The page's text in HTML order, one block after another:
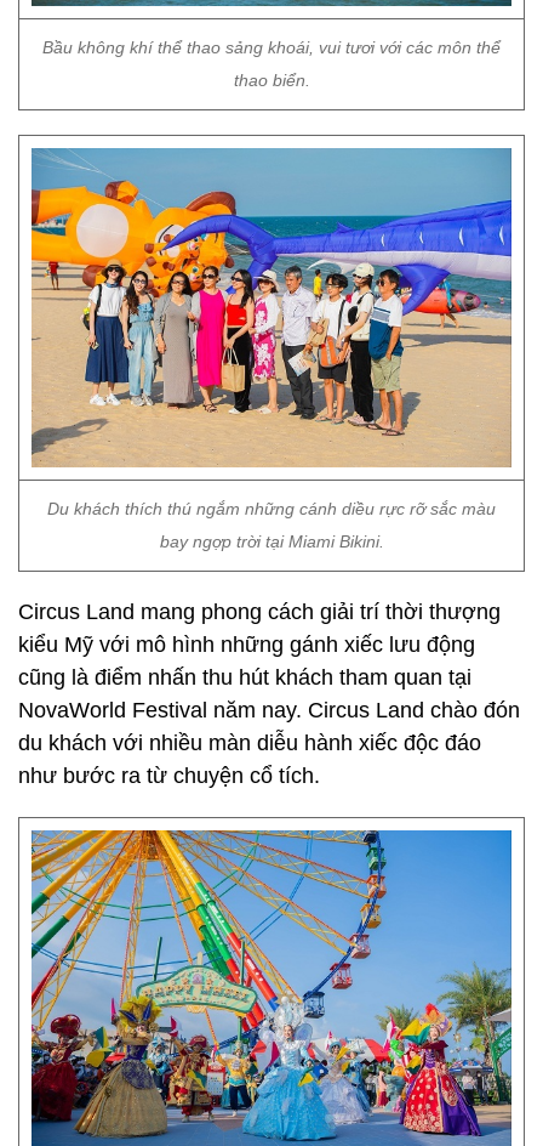
Bầu không khí thể thao sảng khoái, vui tươi với các môn thể
thao biển.
Du khách thích thú ngắm những cánh diều rực rỡ sắc màu
bay ngợp trời tại Miami Bikini.
Circus Land mang phong cách giải trí thời thượng
kiểu Mỹ với mô hình những gánh xiếc lưu động
cũng là điểm nhấn thu hút khách tham quan tại
NovaWorld Festival năm nay. Circus Land chào đón
du khách với nhiều màn diễu hành xiếc độc đáo
như bước ra từ chuyện cổ tích.